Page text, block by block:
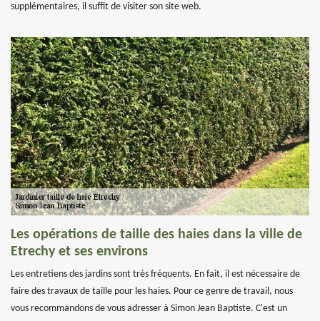
supplémentaires, il suffit de visiter son site web.
Les opérations de taille des haies dans la ville de
Etrechy et ses environs
Les entretiens des jardins sont très fréquents. En fait, il est nécessaire de
faire des travaux de taille pour les haies. Pour ce genre de travail, nous
vous recommandons de vous adresser à Simon Jean Baptiste. C'est un